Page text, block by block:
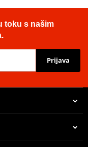
toku s našim
Prijava